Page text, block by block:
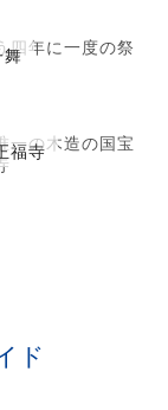
舞
四年に一度の祭
福寺
一の木造の国宝
ド